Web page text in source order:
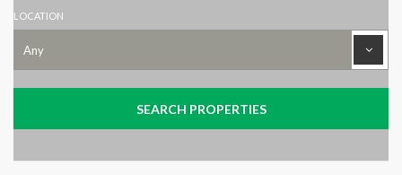
LOCATION